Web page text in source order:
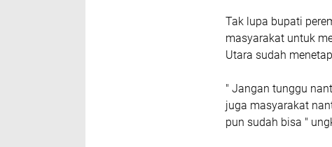
Tak lupa bupati
masyarakat untuk
Utara sudah
" Jangan tunggu
juga masyarakat
pun sudah bisa "